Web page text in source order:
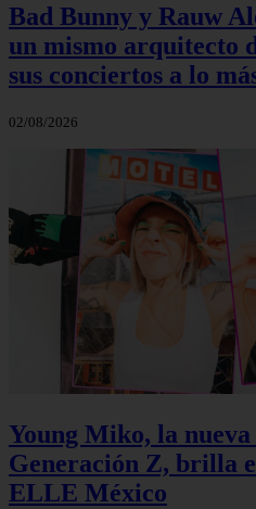
Bad Bunny y Rauw
un mismo arquitecto
sus conciertos a lo
02/08/2026
Young Miko, la nueva
Generación Z, brilla
ELLE México